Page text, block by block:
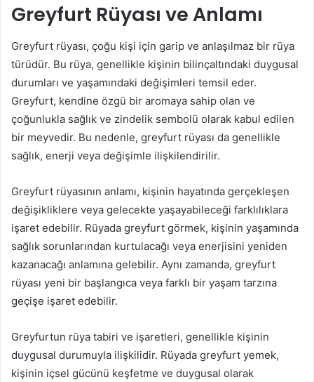
Greyfurt Rüyası ve Anlamı
Greyfurt rüyası, çoğu kişi için garip ve anlaşılmaz bir rüya
türüdür. Bu rüya, genellikle kişinin bilinçaltındaki duygusal
durumları ve yaşamındaki değişimleri temsil eder.
Greyfurt, kendine özgü bir aromaya sahip olan ve
çoğunlukla sağlık ve zindelik sembolü olarak kabul edilen
bir meyvedir. Bu nedenle, greyfurt rüyası da genellikle
sağlık, enerji veya değişimle ilişkilendirilir.
Greyfurt rüyasının anlamı, kişinin hayatında gerçekleşen
değişikliklere veya gelecekte yaşayabileceği farklılıklara
işaret edebilir. Rüyada greyfurt görmek, kişinin yaşamında
sağlık sorunlarından kurtulacağı veya enerjisini yeniden
kazanacağı anlamına gelebilir. Aynı zamanda, greyfurt
rüyası yeni bir başlangıca veya farklı bir yaşam tarzına
geçişe işaret edebilir.
Greyfurtun rüya tabiri ve işaretleri, genellikle kişinin
duygusal durumuyla ilişkilidir. Rüyada greyfurt yemek,
kişinin içsel gücünü keşfetme ve duygusal olarak